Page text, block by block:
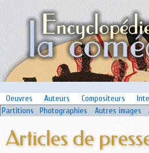
Oeuvres
Auteurs Compositeurs
Partitions
Photographies Autres images
Articles de